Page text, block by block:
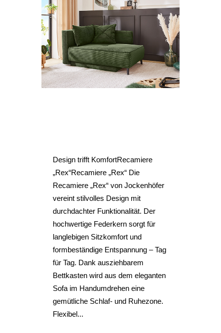
Design trifft KomfortRecamiere
„Rex“Recamiere „Rex“ Die
Recamiere „Rex“ von Jockenhöfer
vereint stilvolles Design mit
durchdachter Funktionalität. Der
hochwertige Federkern sorgt für
langlebigen Sitzkomfort und
formbeständige Entspannung – Tag
für Tag. Dank ausziehbarem
Bettkasten wird aus dem eleganten
Sofa im Handumdrehen eine
gemütliche Schlaf- und Ruhezone.
Flexibel...